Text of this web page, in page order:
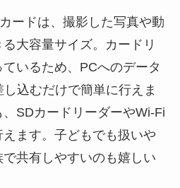
ードは、撮影した写真や動
大容量サイズ。カードリ
いるため、PCへのデータ
込むだけで簡単に行えま
SDカードリーダーやWi-Fi
ます。子どもでも扱いや
共有しやすいのも嬉しい